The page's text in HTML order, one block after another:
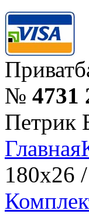
№ 4731
Петрик
Главная
180x26